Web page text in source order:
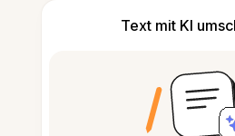
Text mit KI